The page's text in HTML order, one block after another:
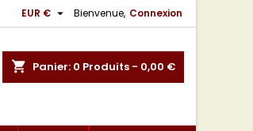
Bienvenue, Connexion
EUR € 
shopping_cart Panier: 0 Produits - 0,00 €